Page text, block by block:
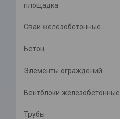
площадка
Сваи железобетонные
Бетон
Элементы ограждений
Вентблоки железобетонные
Трубы